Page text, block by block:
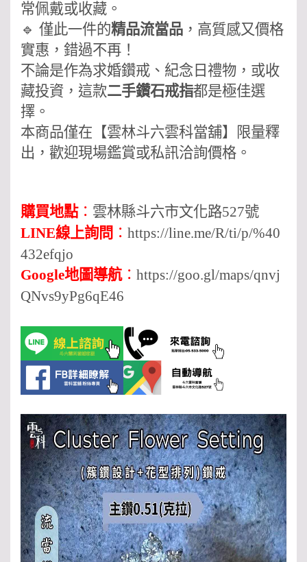
常佩戴或收藏。
🔹 僅此一件的精品流當品 ，高質感又價格
實惠，錯過不再！
不論是作為求婚鑽戒、紀念日禮物，或收
藏投資，這款二手鑽石戒指都是極佳選
擇。
本商品僅在【雲林斗六雲科當舖】限量釋
出，歡迎現場鑑賞或私訊洽詢價格。
購買地點： 雲林縣斗六市文化路527號
LINE線上詢問 ： https://line.me/R/ti/p/%40
432efqjo
Google地圖導航： https://goo.gl/maps/qnvj
QNvs9yPg6qE46